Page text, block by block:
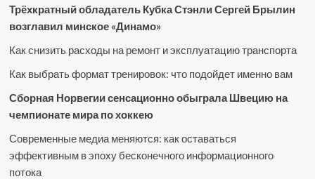
Трёхкратный обладатель Кубка Стэнли Сергей Брылин
возглавил минское «Динамо»
Как снизить расходы на ремонт и эксплуатацию транспорта
Как выбрать формат тренировок: что подойдет именно вам
Сборная Норвегии сенсационно обыграла Швецию на
чемпионате мира по хоккею
Современные медиа меняются: как оставаться
эффективным в эпоху бесконечного информационного
потока